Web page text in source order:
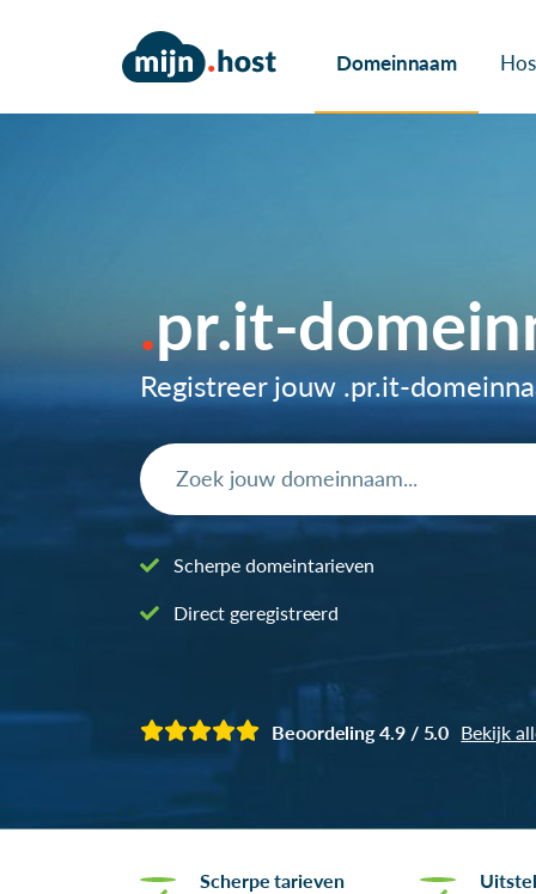
Domeinnaam
pr.it-
Registreer jouw .pr.it-
Scherpe domeintarieven
Direct geregistreerd
Beoordeling 4.9 / 5.0 Bekijk
Scherpe tarieven